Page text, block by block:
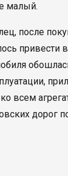
малый.
после
привести
всем
дорог